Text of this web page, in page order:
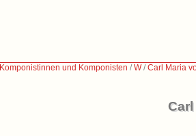
Komponistinnen und Komponisten /W/Carl Maria
Carl